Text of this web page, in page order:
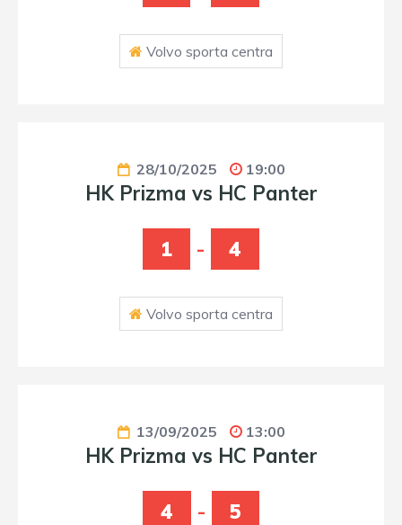
Volvo sporta centra
28/10/2025 19:00
HK Prizma vs HC Panter
1 - 4
Volvo sporta centra
13/09/2025 13:00
HK Prizma vs HC Panter
4 - 5